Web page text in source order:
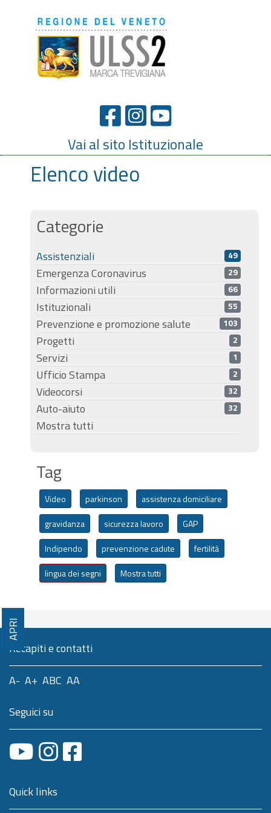
Vai al sito Istituzionale
Elenco video
Categorie
Assistenziali 49
Emergenza Coronavirus 29
Informazioni utili 66
Istituzionali 55
Prevenzione e promozione salute 103
Progetti 2
Servizi 1
Ufficio Stampa 2
Videocorsi 32
Auto-aiuto 32
Mostra tutti
Tag
Video parkinson
assistenza domiciliare
gravidanza
sicurezza lavoro
GAP
Indipendo
prevenzione cadute
fertilità
lingua dei segni
Mostra tutti
APRI
Recapiti e contatti
A- A+ ABC AA
Seguici su
Quick links